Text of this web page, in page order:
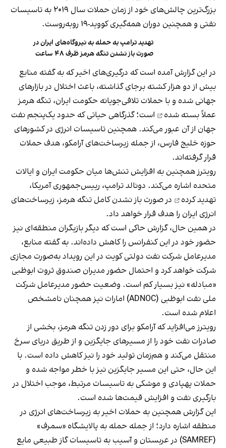
بزرگ‌ترین چالش‌های خود از زمان حملات سال ۲۰۱۹ به تاسیسات
نفتی و همچنین دوران همه‌گیری کووید-۱۹ روبه‌روست.
تهدید ترامپ به حمله به نیروگاه‌های ایران در
صورت باز نشدن تنگه هرمز ظرف ۴۸ ساعت
در این گزارش آمده است که درگیری‌های اخیر که به گفته منابع
بیش از دو هزار کشته برجای گذاشته، باعث اختلال در بازارهای
جهانی شده و با حملات تلافی‌جویانه حکومت ایران، تنگه هرمز
عملاً بسته شده
است؛ گذرگاهی حیاتی که حدود یک‌پنجم نفت
جهان از آن عبور می‌کند. همچنین تاسیسات انرژی در کشورهای
حوزه خلیج فارس، از جمله زیرساخت‌های آرامکو، هدف حملات
قرار گرفته‌اند.
رویترز همچنین به افزایش تنش‌ها میان حکومت ایران و ایالات
متحده اشاره می‌کند. دونالد ترامپ، رییس‌جمهوری آمریکا،
تهدید کرده
در صورت باز نشدن کامل تنگه هرمز، زیرساخت‌های
انرژی ایران را هدف قرار خواهد داد.
در همین حال، گزارش حاکی است که دیگر بازیگران منطقه‌ای نیز
حضور خود در این کنفرانس را کاهش داده‌اند. به گفته منابع،
مدیرعامل شرکت نفت دولتی کویت در این رویداد به‌صورت مجازی
شرکت خواهد کرد و احتمال حضور مدیران صندوق ثروت ابوظبی
«مبادله» نیز بسیار کم است. وضعیت حضور مدیرعامل شرکت
ملی نفت ابوظبی (ADNOC) امارات نیز همچنان نامشخص
اعلام شده است.
رویترز می‌افزاید که آرامکو برای دور زدن تنگه هرمز، بخشی از
صادرات نفت خود را از مسیرهای جایگزین و از طریق دریای سرخ
منتقل می‌کند و هم‌زمان تولید خود را نیز کاهش داده است. با
این حال، حتی این مسیر جایگزین نیز با خطر مواجه شده و
حملات پهپادی و موشکی به تاسیسات مرتبط، موجب اختلال در
بارگیری نفت و افزایش قیمت‌ها شده است.
این گزارش همچنین به حملات اخیر به زیرساخت‌های انرژی در
منطقه اشاره دارد؛ از جمله حمله به پالایشگاه «سمرف»
(SAMREF) در عربستان و آسیب به تاسیسات گاز طبیعی مایع